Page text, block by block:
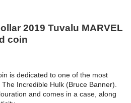
2019 Tuvalu MARVEL
coin
is dedicated to one of the most
Incredible Hulk (Bruce Banner).
and comes in a case, along